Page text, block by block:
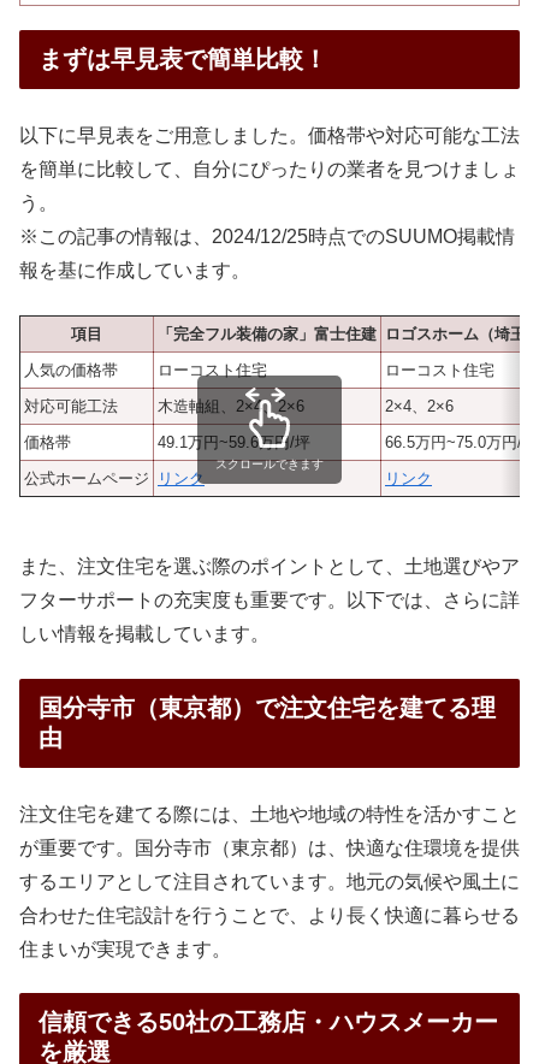
まずは早見表で簡単比較！
以下に早見表をご用意しました。価格帯や対応可能な工法
を簡単に比較して、自分にぴったりの業者を見つけましょ
う。
※この記事の情報は、2024/12/25時点でのSUUMO掲載情
報を基に作成しています。
項目 「完全フル装備の家」富士住建 ロゴスホーム（埼玉
人気の価格帯
ローコスト住宅
ローコスト住宅
対応可能工法
木造軸組、2×4、2×6
2×4、2×6
価格帯
49.1万円~59.6万円/坪
66.5万円~75.0万円/坪
公式ホームページ
リンク リンク
スクロールできます
また、注文住宅を選ぶ際のポイントとして、土地選びやア
フターサポートの充実度も重要です。以下では、さらに詳
しい情報を掲載しています。
国分寺市（東京都）で注文住宅を建てる理
由
注文住宅を建てる際には、土地や地域の特性を活かすこと
が重要です。国分寺市（東京都）は、快適な住環境を提供
するエリアとして注目されています。地元の気候や風土に
合わせた住宅設計を行うことで、より長く快適に暮らせる
住まいが実現できます。
信頼できる50社の工務店・ハウスメーカー
を厳選